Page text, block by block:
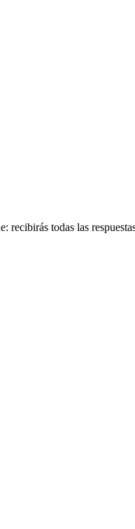
recibirás todas las